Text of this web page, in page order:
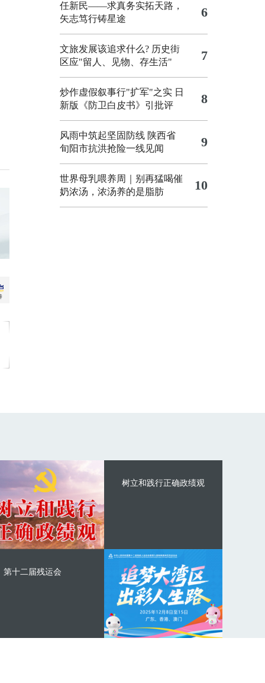
任新民——求真务实拓天路，
矢志笃行铸星途
6
文旅发展该追求什么? 历史街
区应"留人、见物、存生活"
7
炒作虚假叙事行"扩军"之实 日
新版《防卫白皮书》引批评
8
风雨中筑起坚固防线 陕西省
旬阳市抗洪抢险一线见闻
9
世界母乳喂养周｜别再猛喝催
奶浓汤，浓汤养的是脂肪
10
树立和践行正确政绩观
第十二届残运会